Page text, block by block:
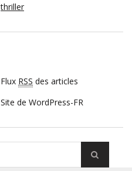
thriller
Flux RSS des articles
Site de WordPress-FR